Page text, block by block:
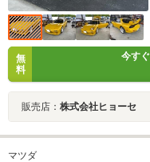
無
料
今す
販売店： 株式会社ヒョーセ
マツダ